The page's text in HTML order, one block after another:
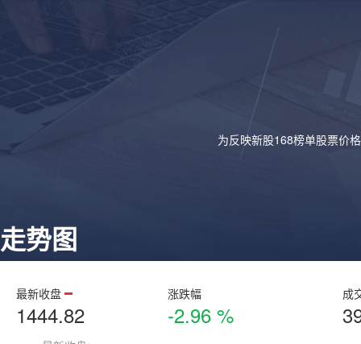
为反映新股168榜单股票价
走势图
最新收盘
1444.82
涨跌幅
-2.96 %
成